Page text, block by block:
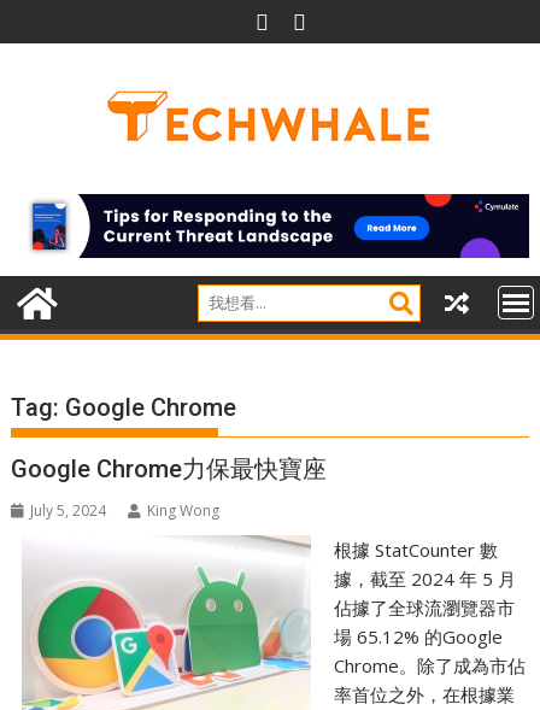
to
Tag: Google Chrome
Google Chrome力保最快寶座
July 5, 2024 King Wong
根據 StatCounter 數
據，截至 2024 年 5 月
佔據了全球流瀏覽器市
場 65.12% 的Google
Chrome。除了成為市佔
率首位之外，在根據業